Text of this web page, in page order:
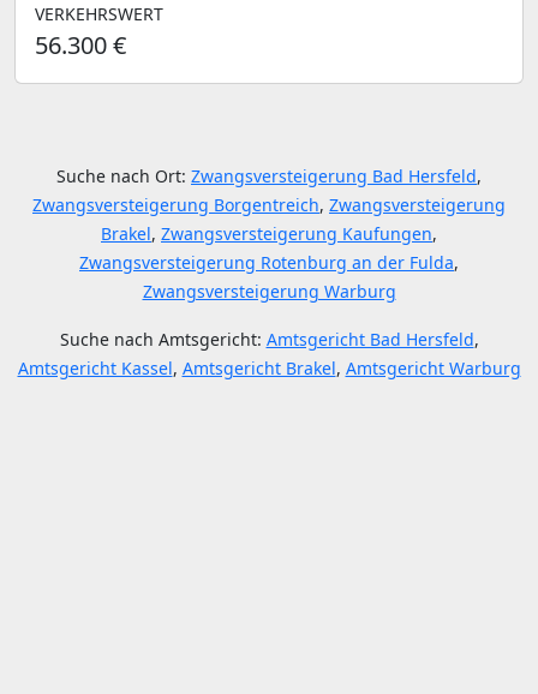
VERKEHRSWERT
56.300 €
Suche nach Ort: Zwangsversteigerung Bad Hersfeld,
Zwangsversteigerung Borgentreich, Zwangsversteigerung
Brakel, Zwangsversteigerung Kaufungen,
Zwangsversteigerung Rotenburg an der Fulda,
Zwangsversteigerung Warburg
Suche nach Amtsgericht: Amtsgericht Bad Hersfeld,
Amtsgericht Kassel, Amtsgericht Brakel, Amtsgericht Warburg